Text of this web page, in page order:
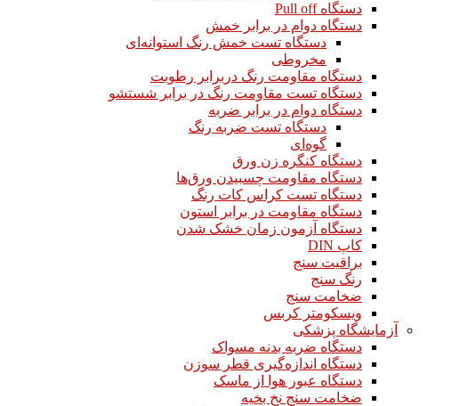
دستگاه Pull off
دستگاه دوام در برابر خمش
دستگاه تست خمش رنگ استوانه‌ای
مخروطی
دستگاه مقاومت رنگ دربرابر رطوبت
دستگاه تست مقاومت رنگ در برابر شستشو
دستگاه دوام در برابر ضربه
دستگاه تست ضربه رنگ
گوه‌ای
دستگاه کنگره زن ورق
دستگاه مقاومت چسبیدن ورق‌ها
دستگاه تست کراس کات رنگ
دستگاه مقاومت در برابر استون
دستگاه آزمون زمان خشک شدن
کاپ DIN
براقیت سنج
رنگ سنج
ضخامت سنج
ویسکومتر کربس
آزمایشگاه پزشکی
دستگاه ضربه بدنه مسواک
دستگاه اندازه‌گیری قطر سوزن
دستگاه عبور هوا از ماسک
ضخامت سنج نخ بخیه